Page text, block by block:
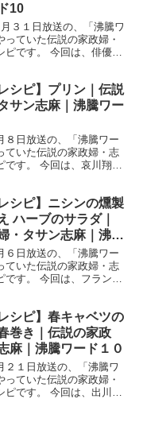
10
３１日放送の、「沸騰ワ
っていた伝説の家政婦・
です。 今回は、俳優の
です。 では、早速作り
ー...
シピ】プリン｜伝説
サン志麻｜沸騰ワー
８日放送の、「沸騰ワー
ていた伝説の家政婦・志
です。 今回は、哀川翔さ
！ では、早速作り方で
典：...
シピ】ニシンの燻製
ハーブのサラダ｜
・タサン志麻｜沸騰
６日放送の、「沸騰ワー
ていた伝説の家政婦・志
です。 今回は、フランス
方です。 ニシンの燻製 レ
...
シピ】春キャベツの
巻き｜伝説の家政
麻｜沸騰ワード１０
２１日放送の、「沸騰ワ
っていた伝説の家政婦・
です。 今回は、出川哲